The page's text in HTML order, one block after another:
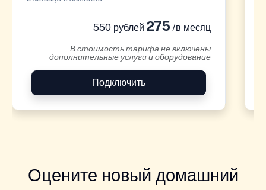
550 рублей275 /в месяц
В стоимость тарифа не включены
дополнительные услуги и оборудование
Подключить
Оцените новый домашний